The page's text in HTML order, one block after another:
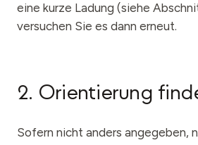
eine kurze Ladung (siehe
versuchen Sie es dann erneut.
2. Orientierung
Sofern nicht anders angegeben,